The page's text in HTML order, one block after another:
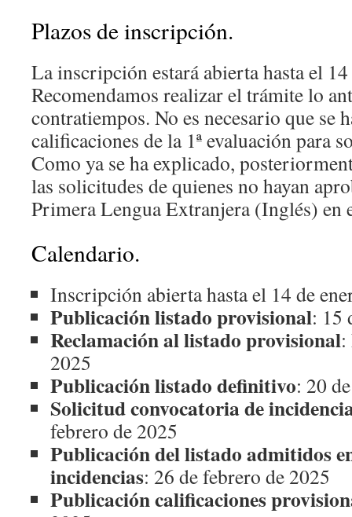
Plazos de inscripción.
La inscripción estará abierta hasta el
Recomendamos realizar el trámite lo
contratiempos. No es necesario que se
calificaciones de la 1ª evaluación para
Como ya se ha explicado,
las solicitudes de quienes no hayan
Primera Lengua Extranjera (Inglés) en
Calendario.
Inscripción abierta hasta el 14 de
Publicación listado provisional: 15
Reclamación al listado provisional:
2025
Publicación listado definitivo: 20
Solicitud convocatoria de
febrero de 2025
Publicación del listado admitidos
incidencias: 26 de febrero de 2025
Publicación calificaciones